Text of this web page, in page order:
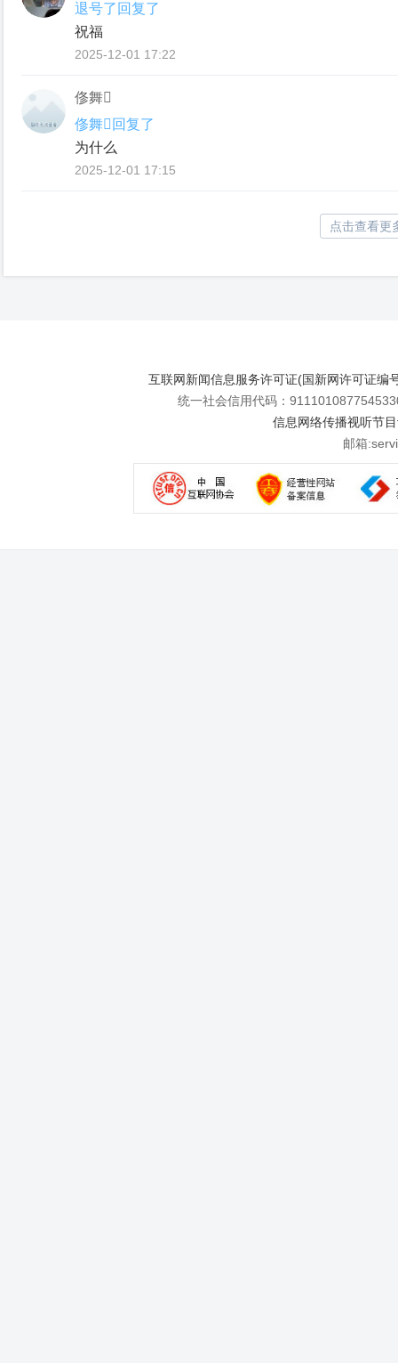
退号了回复了
祝福
2025-12-01 17:22
俢舞
俢舞回复了
为什么
2025-12-01 17:15
点击查看更
互联网新闻信息服务许可证(国新网许可证编
统一社会信用代码：
信息网络传播视听节
邮箱